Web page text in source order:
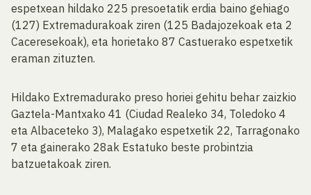
espetxean hildako 225 presoetatik erdia baino gehiago
(127) Extremadurakoak ziren (125 Badajozekoak eta 2
Caceresekoak), eta horietako 87 Castuerako espetxetik
eraman zituzten.
Hildako Extremadurako preso horiei gehitu behar zaizkio
Gaztela-Mantxako 41 (Ciudad Realeko 34, Toledoko 4
eta Albaceteko 3), Malagako espetxetik 22, Tarragonako
7 eta gainerako 28ak Estatuko beste probintzia
batzuetakoak ziren.